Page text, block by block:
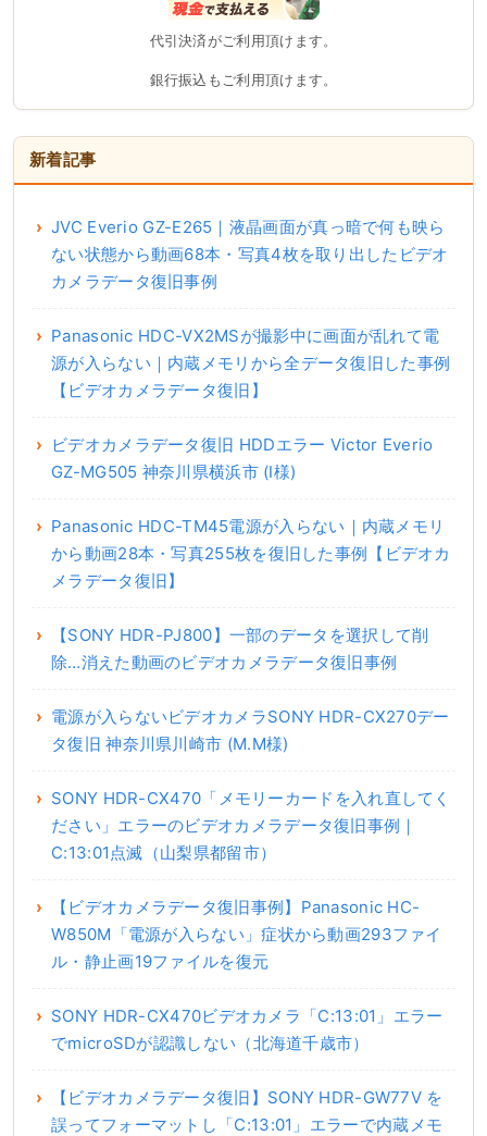
代引決済がご利用頂けます。
銀行振込もご利用頂けます。
新着記事
JVC Everio GZ-E265｜液晶画面が真っ暗で何も映ら
ない状態から動画68本・写真4枚を取り出したビデオ
カメラデータ復旧事例
Panasonic HDC-VX2MSが撮影中に画面が乱れて電
源が入らない｜内蔵メモリから全データ復旧した事例
【ビデオカメラデータ復旧】
ビデオカメラデータ復旧 HDDエラー Victor Everio
GZ-MG505 神奈川県横浜市 (I様)
Panasonic HDC-TM45電源が入らない｜内蔵メモリ
から動画28本・写真255枚を復旧した事例【ビデオカ
メラデータ復旧】
【SONY HDR-PJ800】一部のデータを選択して削
除…消えた動画のビデオカメラデータ復旧事例
電源が入らないビデオカメラSONY HDR-CX270デー
タ復旧 神奈川県川崎市 (M.M様)
SONY HDR-CX470「メモリーカードを入れ直してく
ださい」エラーのビデオカメラデータ復旧事例｜
C:13:01点滅（山梨県都留市）
【ビデオカメラデータ復旧事例】Panasonic HC-
W850M「電源が入らない」症状から動画293ファイ
ル・静止画19ファイルを復元
SONY HDR-CX470ビデオカメラ「C:13:01」エラー
でmicroSDが認識しない（北海道千歳市）
【ビデオカメラデータ復旧】SONY HDR-GW77V を
誤ってフォーマットし「C:13:01」エラーで内蔵メモ